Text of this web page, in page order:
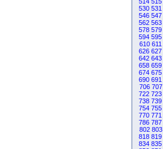
530 531
546 547
562 563
578 579
594 595
610 611
626 627
642 643
658 659
674 675
690 691
706 707
722 723
738 739
754 755
770 771
786 787
802 803
818 819
834 835